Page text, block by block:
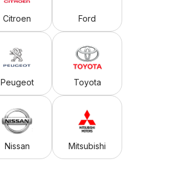
Citroen Ford
Peugeot Toyota
Nissan Mitsubishi